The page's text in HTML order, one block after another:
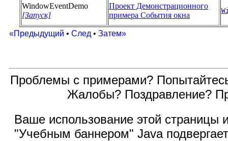
WindowEventDemo
[Запуск]
Проект Демонстрационного
примера События окна
«Предыдущий • След • Затем»
Проблемы с примерами?
Жалобы? Поздравление?
Ваше использование этой страницы
"Учебным баннером" Java